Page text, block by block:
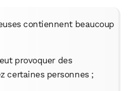
contiennent beaucoup
provoquer des
certaines personnes ;